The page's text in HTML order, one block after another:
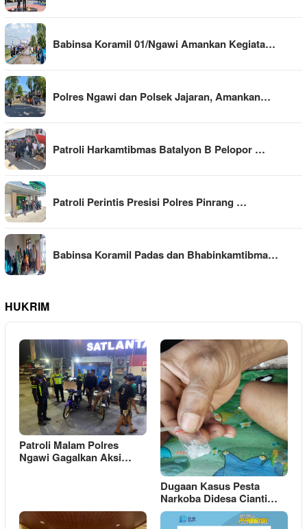
Babinsa Koramil 01/Ngawi Amankan Kegiata…
Polres Ngawi dan Polsek Jajaran, Amankan…
Patroli Harkamtibmas Batalyon B Pelopor …
Patroli Perintis Presisi Polres Pinrang …
Babinsa Koramil Padas dan Bhabinkamtibma…
HUKRIM
Patroli Malam Polres
Ngawi Gagalkan Aksi…
Dugaan Kasus Pesta
Narkoba Didesa Cianti…